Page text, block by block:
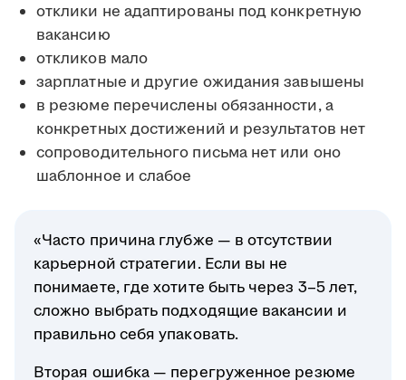
отклики не адаптированы под конкретную
вакансию
откликов мало
зарплатные и другие ожидания завышены
в резюме перечислены обязанности, а
конкретных достижений и результатов нет
сопроводительного письма нет или оно
шаблонное и слабое
«Часто причина глубже — в отсутствии
карьерной стратегии. Если вы не
понимаете, где хотите быть через 3–5 лет,
сложно выбрать подходящие вакансии и
правильно себя упаковать.
Вторая ошибка — перегруженное резюме